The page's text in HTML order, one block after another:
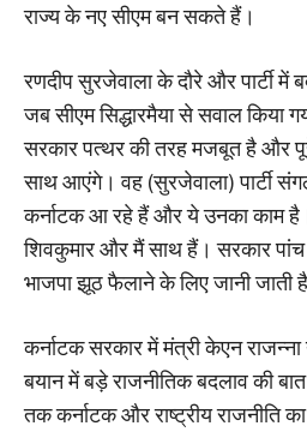
राज्य के नए सीएम बन सकते हैं।
रणदीप सुरजेवाला के दौरे और पार्टी में
जब सीएम सिद्धारमैया से सवाल किया
सरकार पत्थर की तरह मजबूत है और
साथ आएंगे। वह (सुरजेवाला) पार्टी
कर्नाटक आ रहे हैं और ये उनका काम
शिवकुमार और मैं साथ हैं। सरकार
भाजपा झूठ फैलाने के लिए जानी जाती
कर्नाटक सरकार में मंत्री केएन
बयान में बड़े राजनीतिक बदलाव की
तक कर्नाटक और राष्ट्रीय राजनीति